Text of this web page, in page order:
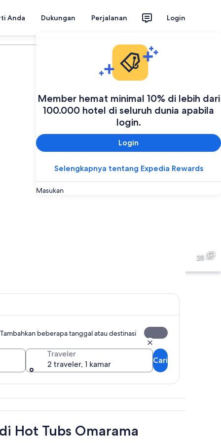
Anda Dukungan Perjalanan Login
Member hemat minimal 10% di lebih dari
100.000 hotel di seluruh dunia apabila
login.
Login
Selengkapnya tentang Expedia Rewards
Masukan
25
Tambahkan beberapa tanggal atau destinasi
Traveler
2 traveler, 1 kamar
Cari
Hot Tubs Omarama